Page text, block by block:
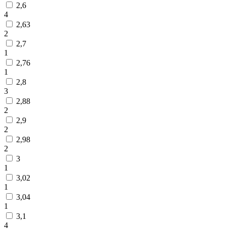
2,6
4
2,63
2
2,7
1
2,76
1
2,8
3
2,88
2
2,9
2
2,98
2
3
1
3,02
1
3,04
1
3,1
4